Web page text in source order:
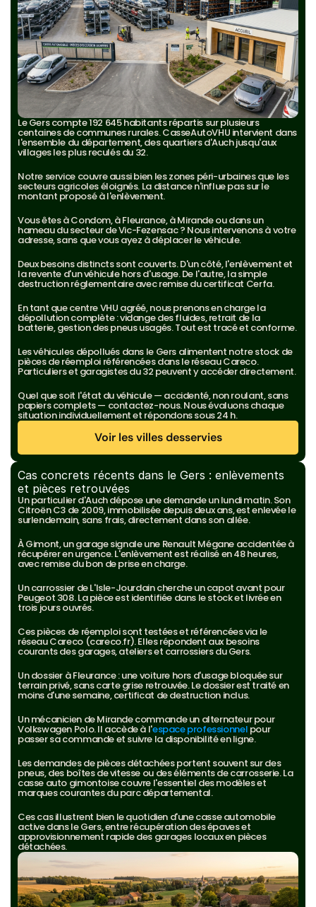
Le Gers compte 192 645 habitants répartis sur plusieurs
centaines de communes rurales. CasseAutoVHU intervient dans
l'ensemble du département, des quartiers d'Auch jusqu'aux
villages les plus reculés du 32.
Notre service couvre aussi bien les zones péri-urbaines que les
secteurs agricoles éloignés. La distance n'influe pas sur le
montant proposé à l'enlèvement.
Vous êtes à Condom, à Fleurance, à Mirande ou dans un
hameau du secteur de Vic-Fezensac ? Nous intervenons à votre
adresse, sans que vous ayez à déplacer le véhicule.
Deux besoins distincts sont couverts. D'un côté, l'enlèvement et
la revente d'un véhicule hors d'usage. De l'autre, la simple
destruction réglementaire avec remise du certificat Cerfa.
En tant que centre VHU agréé, nous prenons en charge la
dépollution complète : vidange des fluides, retrait de la
batterie, gestion des pneus usagés. Tout est tracé et conforme.
Les véhicules dépollués dans le Gers alimentent notre stock de
pièces de réemploi référencées dans le réseau Careco.
Particuliers et garagistes du 32 peuvent y accéder directement.
Quel que soit l'état du véhicule — accidenté, non roulant, sans
papiers complets — contactez-nous. Nous évaluons chaque
situation individuellement et répondons sous 24 h.
Voir les villes desservies
Voir les villes desservies
Cas concrets récents dans le Gers : enlèvements
et pièces retrouvées
Un particulier d'Auch dépose une demande un lundi matin. Son
Citroën C3 de 2009, immobilisée depuis deux ans, est enlevée le
surlendemain, sans frais, directement dans son allée.
À Gimont, un garage signale une Renault Mégane accidentée à
récupérer en urgence. L'enlèvement est réalisé en 48 heures,
avec remise du bon de prise en charge.
Un carrossier de L'Isle-Jourdain cherche un capot avant pour
Peugeot 308. La pièce est identifiée dans le stock et livrée en
trois jours ouvrés.
Ces pièces de réemploi sont testées et référencées via le
réseau Careco (careco.fr). Elles répondent aux besoins
courants des garages, ateliers et carrossiers du Gers.
Un dossier à Fleurance : une voiture hors d'usage bloquée sur
terrain privé, sans carte grise retrouvée. Le dossier est traité en
moins d'une semaine, certificat de destruction inclus.
Un mécanicien de Mirande commande un alternateur pour
Volkswagen Polo. Il accède à l'espace professionnel pour
passer sa commande et suivre la disponibilité en ligne.
Les demandes de pièces détachées portent souvent sur des
pneus, des boîtes de vitesse ou des éléments de carrosserie. La
casse auto gimontoise couvre l'essentiel des modèles et
marques courantes du parc départemental.
Ces cas illustrent bien le quotidien d'une casse automobile
active dans le Gers, entre récupération des épaves et
approvisionnement rapide des garages locaux en pièces
détachées.